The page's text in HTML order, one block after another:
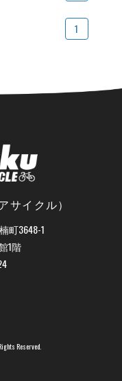
1
サイクル）
町3648-1
1階
Reserved.